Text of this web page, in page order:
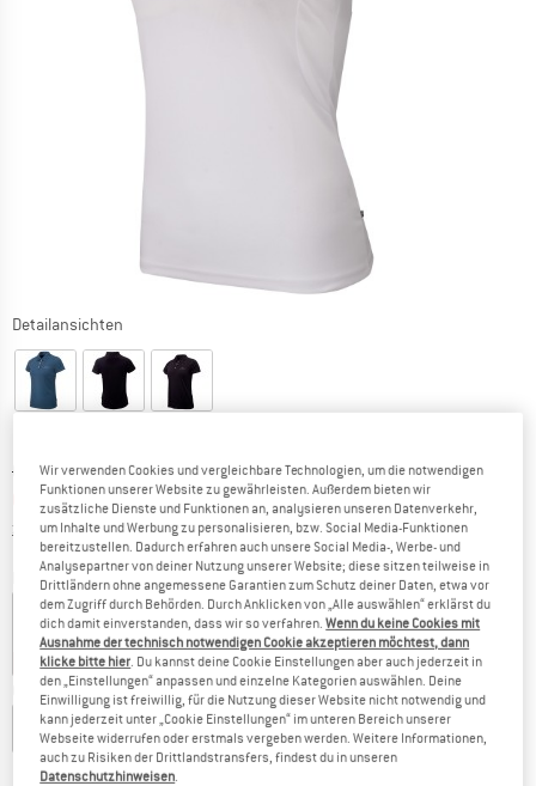
Detailansichten
Ursprünglicher Preis :
CHF33.95
Preis:
CHF23.77 inkl. MwSt., zollfreie Lieferung
zzgl. VersandkostenInformationen zu den Versandkosten. Öffnet sich in
Farbe:White
25% 25% 30% 30%
Grösse wählen:
XS S M L XL XXL
Grössentabelle
Wir verwenden Cookies und vergleichbare Technologien, um die notwendigen
Funktionen unserer Website zu gewährleisten. Außerdem bieten wir
zusätzliche Dienste und Funktionen an, analysieren unseren Datenverkehr,
um Inhalte und Werbung zu personalisieren, bzw. Social Media-Funktionen
bereitzustellen. Dadurch erfahren auch unsere Social Media-, Werbe- und
Analysepartner von deiner Nutzung unserer Website; diese sitzen teilweise in
Drittländern ohne angemessene Garantien zum Schutz deiner Daten, etwa vor
dem Zugriff durch Behörden. Durch Anklicken von „Alle auswählen“ erklärst du
dich damit einverstanden, dass wir so verfahren.Wenn du keine Cookies mit
Ausnahme der technisch notwendigen Cookie akzeptieren möchtest, dann
klicke bitte hier. Du kannst deine Cookie Einstellungen aber auch jederzeit in
den „Einstellungen“ anpassen und einzelne Kategorien auswählen. Deine
Einwilligung ist freiwillig, für die Nutzung dieser Website nicht notwendig und
kann jederzeit unter „Cookie Einstellungen“ im unteren Bereich unserer
Webseite widerrufen oder erstmals vergeben werden. Weitere Informationen,
auch zu Risiken der Drittlandstransfers, findest du in unseren
Datenschutzhinweisen.